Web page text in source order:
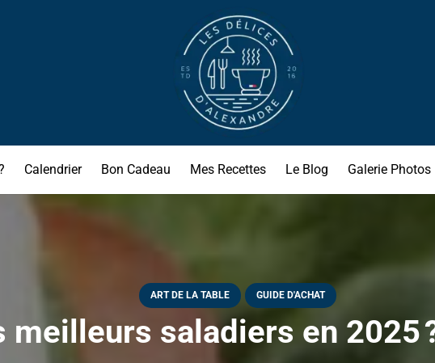
Calendrier Bon Cadeau Mes Recettes Le Blog Galerie Photos
ART DE LA TABLE GUIDE D'ACHAT
saladiers en 2025